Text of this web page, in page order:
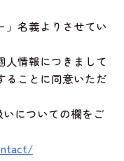
」名義よりさせてい
人情報につきまして
ることに同意いただ
についての欄をご